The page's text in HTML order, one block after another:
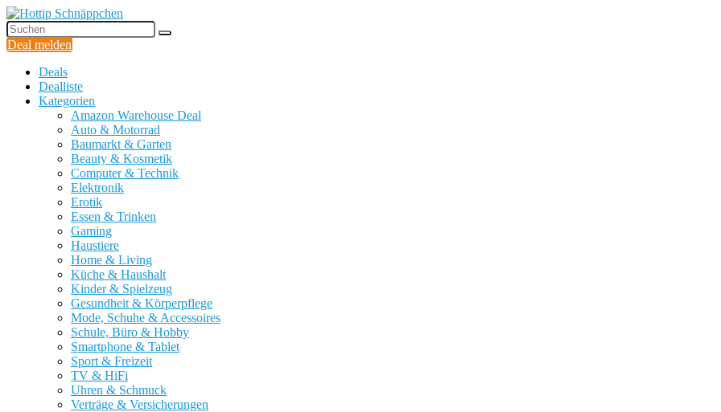
Deal melden
Deals
Dealliste
Kategorien
Amazon Warehouse Deal
Auto & Motorrad
Baumarkt & Garten
Beauty & Kosmetik
Computer & Technik
Elektronik
Erotik
Essen & Trinken
Gaming
Haustiere
Home & Living
Küche & Haushalt
Kinder & Spielzeug
Gesundheit & Körperpflege
Mode, Schuhe & Accessoires
Schule, Büro & Hobby
Smartphone & Tablet
Sport & Freizeit
TV & HiFi
Uhren & Schmuck
Verträge & Versicherungen